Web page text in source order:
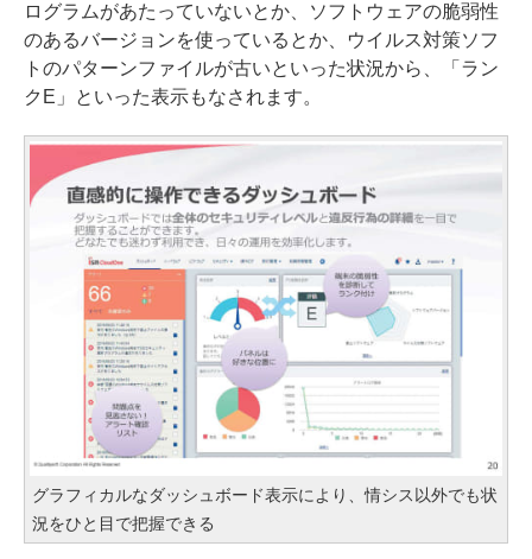
ログラムがあたっていないとか、ソフトウェアの脆弱性
のあるバージョンを使っているとか、ウイルス対策ソフ
トのパターンファイルが古いといった状況から、「ラン
クE」といった表示もなされます。
グラフィカルなダッシュボード表示により、情シス以外でも状
況をひと目で把握できる